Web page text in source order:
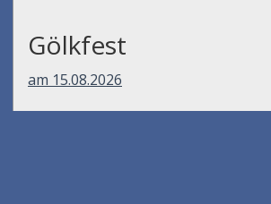
Gölkfest
am 15.08.2026